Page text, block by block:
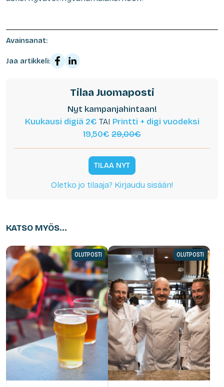
Avainsanat:
Jaa artikkeli:
Tilaa Juomaposti
Nyt kampanjahintaan!
Kuukausi digiä 2€ TAI Printti + digi vuodeksi
19,50€ 29,00€
TILAA NYT
Oletko jo tilaaja? Kirjaudu sisään!
KATSO MYÖS...
OLUTPOSTI OLUTPOSTI